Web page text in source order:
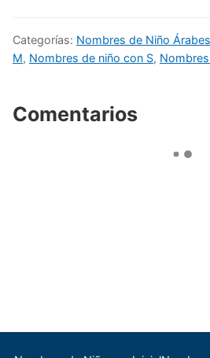
Categorías: Nombres de Niño Árabes
M, Nombres de niño con S,
Comentarios